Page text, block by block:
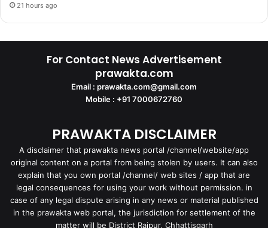
21 hours ago
For Contact News Advertisement
prawakta.com
Email : prawakta.com@gmail.com
Mobile : +91 7000672760
PRAWAKTA DISCLAIMER
A disclaimer that prawakta news portal /channel/website/app
original content on a portal from being stolen by users. It can also
explain that you own portal /channel/ web sites / app that are
legal consequences for using your work without permission. in
case of any legal dispute arising in any news or material published
in the prawakta web portal, the jurisdiction for settlement of the
matter will be District Raipur, Chhattisgarh